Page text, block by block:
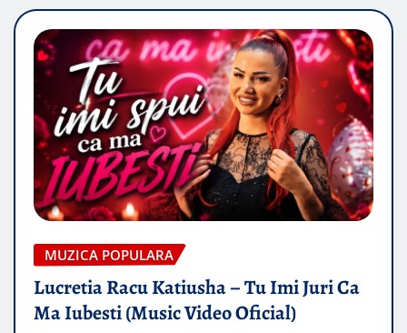
MUZICA POPULARA
Lucretia Racu Katiusha – Tu Imi Juri Ca
Ma Iubesti (Music Video Oficial)